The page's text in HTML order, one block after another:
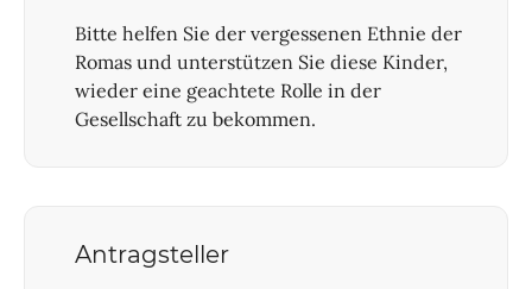
Bitte helfen Sie der vergessenen Ethnie der
Romas und unterstützen Sie diese Kinder,
wieder eine geachtete Rolle in der
Gesellschaft zu bekommen.
Antragsteller